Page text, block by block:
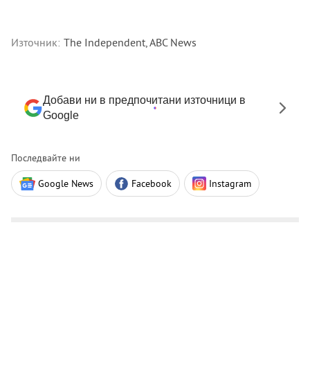
Източник: The Independent, ABC News
Добави ни в предпочитани източници в
Google
Последвайте ни
Google News Facebook Instagram